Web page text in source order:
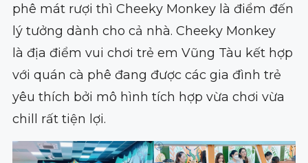
phê mát rượi thì Cheeky Monkey là điểm đến
lý tưởng dành cho cả nhà. Cheeky Monkey
là địa điểm vui chơi trẻ em Vũng Tàu kết hợp
với quán cà phê đang được các gia đình trẻ
yêu thích bởi mô hình tích hợp vừa chơi vừa
chill rất tiện lợi.